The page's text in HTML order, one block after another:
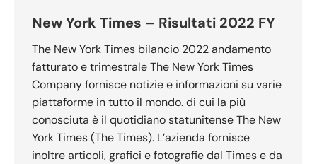
New York Times – Risultati 2022 FY
The New York Times bilancio 2022 andamento
fatturato e trimestrale The New York Times
Company fornisce notizie e informazioni su varie
piattaforme in tutto il mondo. di cui la più
conosciuta è il quotidiano statunitense The New
York Times (The Times). L’azienda fornisce
inoltre articoli, grafici e fotografie dal Times e da